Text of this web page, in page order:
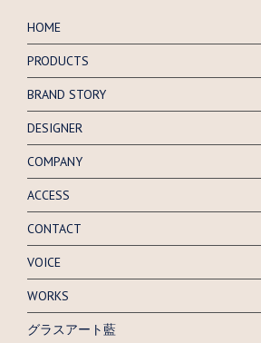
HOME
PRODUCTS
BRAND STORY
DESIGNER
COMPANY
ACCESS
CONTACT
VOICE
WORKS
グラスアート藍